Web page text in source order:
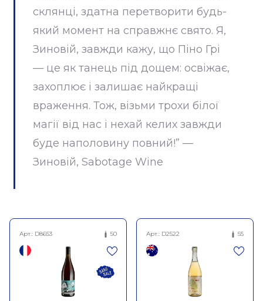
склянці, здатна перетворити будь-
який момент на справжнє свято. Я,
Зиновій, завжди кажу, що Піно Грі
— це як танець під дощем: освіжає,
захоплює і залишає найкращі
враження. Тож, візьми трохи білої
магії від нас і нехай келих завжди
буде наполовину повний!” —
Зиновій, Sabotage Wine
Арт.: D8653 50 Арт.: D2522 55